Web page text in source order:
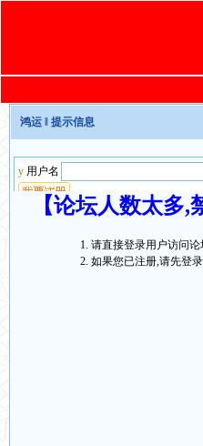
鸿运 ‖ 提示信息
【论坛人数太
请直接登录用户访问论
如果您已注册,请先登